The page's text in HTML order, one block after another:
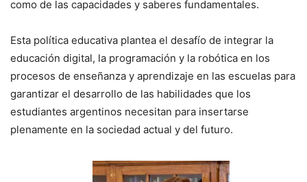
como de las capacidades y saberes fundamentales.
Esta política educativa plantea el desafío de integrar la
educación digital, la programación y la robótica en los
procesos de enseñanza y aprendizaje en las escuelas para
garantizar el desarrollo de las habilidades que los
estudiantes argentinos necesitan para insertarse
plenamente en la sociedad actual y del futuro.